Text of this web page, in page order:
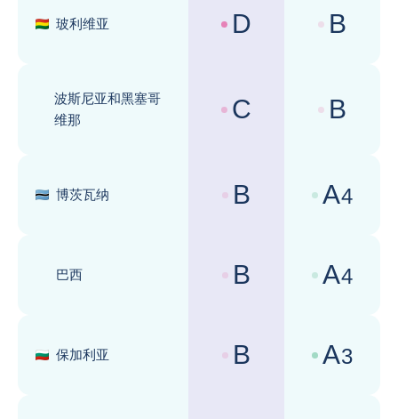
玻利维亚
国家风险评级 :
D 商业环境评级
B
波斯尼亚和黑塞哥
维那
国家风险评级 :
C 商业环境评级
B
博茨瓦纳
国家风险评级 :
B 商业环境评级
A4
巴西
国家风险评级 :
B 商业环境评级
A4
保加利亚
国家风险评级 :
B 商业环境评级
A3